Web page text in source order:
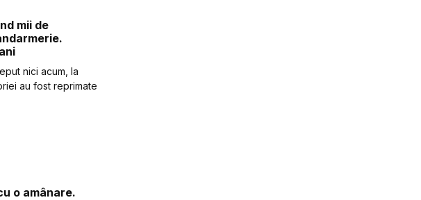
mii de
nici acum, la
au fost reprimate
o amânare.